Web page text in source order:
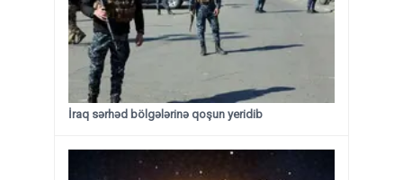
İraq sərhəd bölgələrinə qoşun yeridib